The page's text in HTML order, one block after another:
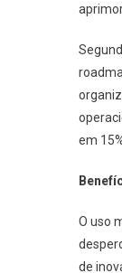
em
O uso
de